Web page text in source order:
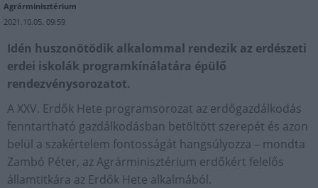
Agrárminisztérium
2021.10.05. 09:59
Idén huszonötödik alkalommal rendezik az erdészeti
erdei iskolák programkínálatára épülő
rendezvénysorozatot.
A XXV. Erdők Hete programsorozat az erdőgazdálkodás
fenntartható gazdálkodásban betöltött szerepét és azon
belül a szakértelem fontosságát hangsúlyozza – mondta
Zambó Péter, az Agrárminisztérium erdőkért felelős
államtitkára az Erdők Hete alkalmából.